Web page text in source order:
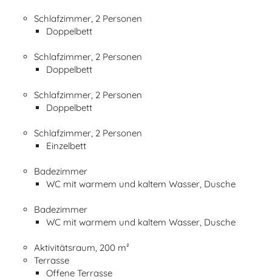
Schlafzimmer, 2 Personen
Doppelbett
Schlafzimmer, 2 Personen
Doppelbett
Schlafzimmer, 2 Personen
Doppelbett
Schlafzimmer, 2 Personen
Einzelbett
Badezimmer
WC mit warmem und kaltem Wasser, Dusche
Badezimmer
WC mit warmem und kaltem Wasser, Dusche
Aktivitätsraum, 200 m²
Terrasse
Offene Terrasse